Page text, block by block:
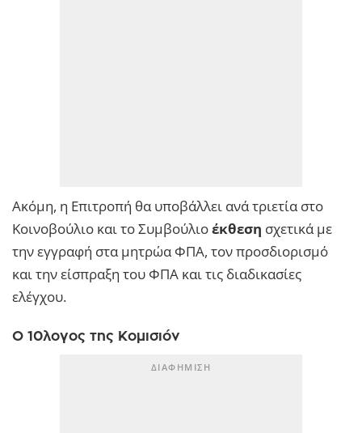
Ακόμη, η Επιτροπή θα υποβάλλει ανά τριετία στο
Κοινοβούλιο και το Συμβούλιοέκθεση σχετικά με
την εγγραφή στα μητρώα ΦΠΑ, τον προσδιορισμό
και την είσπραξη του ΦΠΑ και τις διαδικασίες
ελέγχου.
Ο 10λογος της Κομισιόν